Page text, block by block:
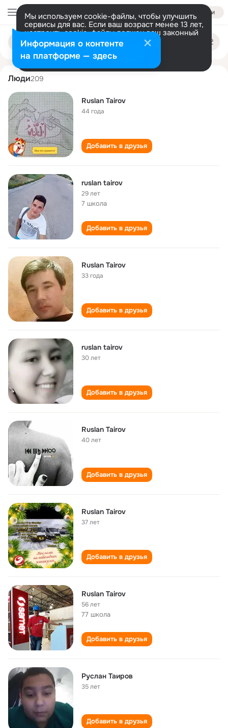
Войти
Мы используем cookie-файлы, чтобы улучшить
сервисы для вас. Если ваш возраст менее 13 лет,
настроить cookie-файлы должен ваш законный
представитель. Больше информации
Разрешить все Настроить
Поиск
людям
ruslan tairov
Люди209
Ruslan Tairov
44 года
Добавить в друзья
ruslan tairov
29 лет
7 школа
Добавить в друзья
Ruslan Tairov
33 года
Добавить в друзья
ruslan tairov
30 лет
Добавить в друзья
Ruslan Tairov
40 лет
Добавить в друзья
Ruslan Tairov
37 лет
Добавить в друзья
Ruslan Tairov
56 лет
77 школа
Добавить в друзья
Руслан Таиров
35 лет
Добавить в друзья
Информация о контенте
на платформе — здесь